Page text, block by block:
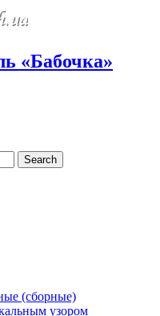
«Бабочка»
Search
(сборные)
узором